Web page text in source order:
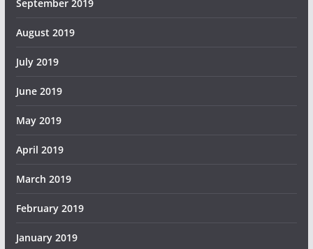
September 2019
August 2019
July 2019
June 2019
May 2019
April 2019
March 2019
February 2019
January 2019